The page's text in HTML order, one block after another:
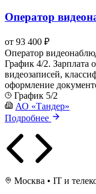
Оператор
от 93 400 ₽
Оператор
График 4/2. Зарплата
видеозаписей,
оформление
График 5/2
АО «Тандер»
Подробнее
Москва • IT и